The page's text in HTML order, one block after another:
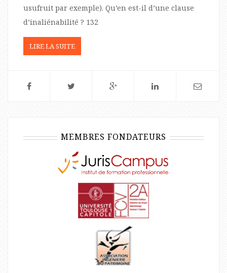
usufruit par exemple). Qu’en est-il d’une clause
d’inaliénabilité ? 132
LIRE LA SUITE
MEMBRES FONDATEURS